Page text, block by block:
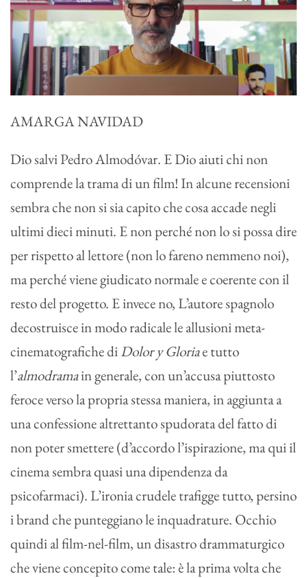
AMARGA NAVIDAD
Dio salvi Pedro Almodóvar. E Dio aiuti chi non
comprende la trama di un film! In alcune recensioni
sembra che non si sia capito che cosa accade negli
ultimi dieci minuti. E non perché non lo si possa dire
per rispetto al lettore (non lo fareno nemmeno noi),
ma perché viene giudicato normale e coerente con il
resto del progetto. E invece no, L’autore spagnolo
decostruisce in modo radicale le allusioni meta-
cinematografiche diDolor y Gloriae tutto
l’almodramain generale, con un’accusa piuttosto
feroce verso la propria stessa maniera, in aggiunta a
una confessione altrettanto spudorata del fatto di
non poter smettere (d’accordo l’ispirazione, ma qui il
cinema sembra quasi una dipendenza da
psicofarmaci). L’ironia crudele trafigge tutto, persino
i brand che punteggiano le inquadrature. Occhio
quindi al film-nel-film, un disastro drammaturgico
che viene concepito come tale: è la prima volta che